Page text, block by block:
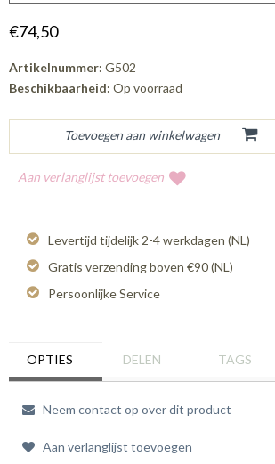
€74,50
Artikelnummer: G502
Beschikbaarheid: Op voorraad
Aan verlanglijst toevoegen
Levertijd tijdelijk 2-4 werkdagen (NL)
Gratis verzending boven €90 (NL)
Persoonlijke Service
OPTIES DELEN TAGS
Neem contact op over dit product
Aan verlanglijst toevoegen